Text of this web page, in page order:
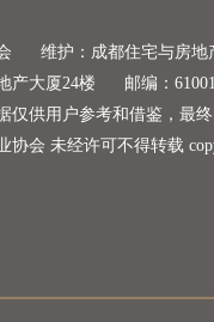
维护：成都住宅与房地
产大厦24楼
邮编：
仅供用户参考和借鉴，最
会 未经许可不得转载